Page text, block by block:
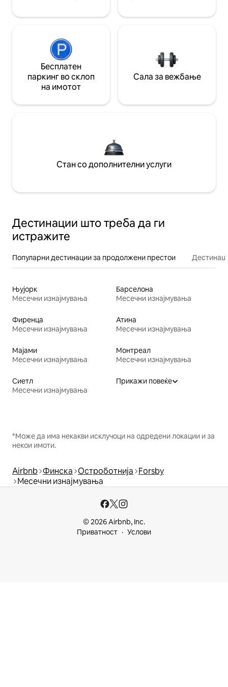
Бесплатен
паркинг во склоп
на имотот
Сала за вежбање
Стан со дополнителни услуги
Дестинации што треба да ги
истражите
Популарни дестинации за продолжени престои
Њујорк
Месечни изнајмувања
Барселона
Месечни изнајмувања
Фиренца
Месечни изнајмувања
Атина
Месечни изнајмувања
Мајами
Месечни изнајмувања
Монтреал
Месечни изнајмувања
Сиетл
Месечни изнајмувања
Прикажи повеќе
*Може да има некакви исклучоци на одредени локации и за
некои имоти.
Airbnb Финска Остроботнија Forsby
Месечни изнајмувања
© 2026 Airbnb, Inc.
Приватност
Услови